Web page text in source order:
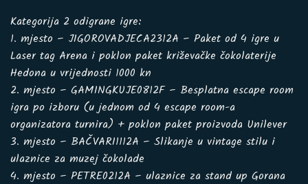
Kategorija 2 odigrane igre:
1. mjesto – JIGOROVADJECA2312A – Paket od 4 igre u
Laser tag Arena i poklon paket križevačke čokolaterije
Hedona u vrijednosti 1000 kn
2. mjesto – GAMINGKUJE0812F – Besplatna escape room
igra po izboru (u jednom od 4 escape room-a
organizatora turnira) + poklon paket proizvoda Unilever
3. mjesto – BAČVARI1112A – Slikanje u vintage stilu i
ulaznice za muzej čokolade
4. mjesto – PETRE0212A – ulaznice za stand up Gorana